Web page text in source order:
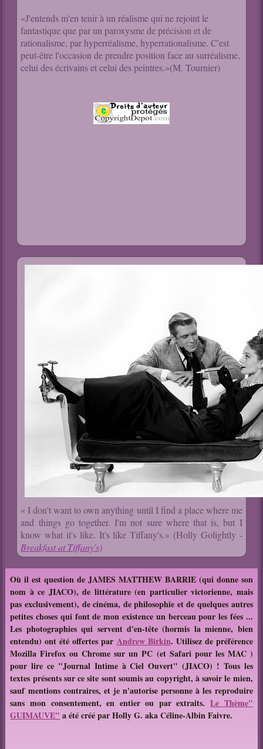
«J'entends m'en tenir à un réalisme qui ne rejoint le
fantastique que par un paroxysme de précision et de
rationalisme, par hyperréalisme, hyperrationalisme. C'est
peut-être l'occasion de prendre position face au surréalisme,
celui des écrivains et celui des peintres.»(M. Tournier)
« I don't want to own anything until I find a place where me
and things go together. I'm not sure where that is, but I
know what it's like. It's like Tiffany's.» (Holly Golightly -
Breakfast at Tiffany's)
Où il est question de JAMES MATTHEW BARRIE (qui donne son
nom à ce JIACO), de littérature (en particulier victorienne, mais
pas exclusivement), de cinéma, de philosophie et de quelques autres
petites choses qui font de mon existence un berceau pour les fées ...
Les photographies qui servent d'en-tête (hormis la mienne, bien
entendu) ont été offertes par Andrew Birkin. Utilisez de préférence
Mozilla Firefox ou Chrome sur un PC (et Safari pour les MAC )
pour lire ce "Journal Intime à Ciel Ouvert" (JIACO) ! Tous les
textes présents sur ce site sont soumis au copyright, à savoir le mien,
sauf mentions contraires, et je n'autorise personne à les reproduire
sans mon consentement, en entier ou par extraits. Le Thème"
GUIMAUVE" a été créé par Holly G. aka Céline-Albin Faivre.